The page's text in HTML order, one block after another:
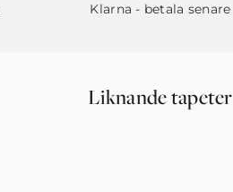
Klarna - betala senare
Liknande tapeter